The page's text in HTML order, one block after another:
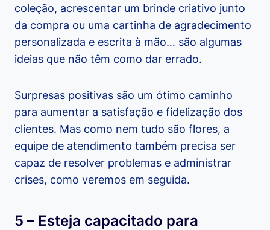
coleção, acrescentar um brinde criativo junto
da compra ou uma cartinha de agradecimento
personalizada e escrita à mão… são algumas
ideias que não têm como dar errado.
Surpresas positivas são um ótimo caminho
para aumentar a satisfação e fidelização dos
clientes. Mas como nem tudo são flores, a
equipe de atendimento também precisa ser
capaz de resolver problemas e administrar
crises, como veremos em seguida.
5 – Esteja capacitado para